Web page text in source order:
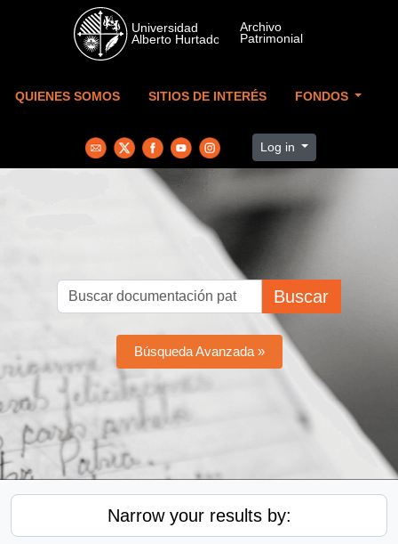
Skip to main content
QUIENES SOMOS SITIOS DE INTERÉS FONDOS
Log in
Buscar
Búsqueda Avanzada »
Narrow your results by: